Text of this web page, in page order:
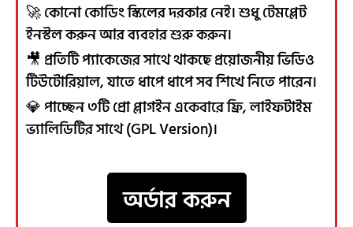
🚀 কোনো কোডিং স্কিলের দরকার নেই। শুধু টেমপ্লেট
ইনস্টল করুন আর ব্যবহার শুরু করুন।
🎥 প্রতিটি প্যাকেজের সাথে থাকছে প্রয়োজনীয় ভিডিও
টিউটোরিয়াল, যাতে ধাপে ধাপে সব শিখে নিতে পারেন।
💎 পাচ্ছেন ৩টি প্রো প্লাগইন একেবারে ফ্রি, লাইফটাইম
ভ্যালিডিটির সাথে (GPL Version)।
অর্ডার করুন